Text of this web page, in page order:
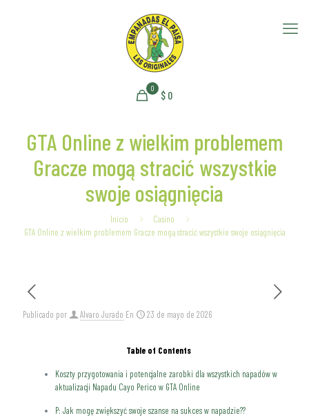
0
$ 0
GTA Online z wielkim problemem
Gracze mogą stracić wszystkie
swoje osiągnięcia
Inicio
Casino
GTA Online z wielkim problemem Gracze mogą stracić wszystkie swoje osiągnięcia
Publicado por Alvaro Jurado En 23 de mayo de 2026
Table of Contents
Koszty przygotowania i potencjalne zarobki dla wszystkich napadów w
aktualizacji Napadu Cayo Perico w GTA Online
P: Jak mogę zwiększyć swoje szanse na sukces w napadzie??